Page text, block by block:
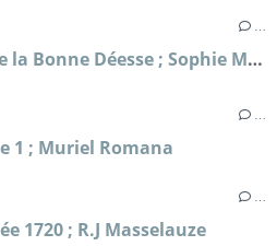
Clodia ou le scandale de la Bonne Déesse ; Sophie Malick-Prunier
1 ; Muriel Romana
1720 ; R.J Masselauze